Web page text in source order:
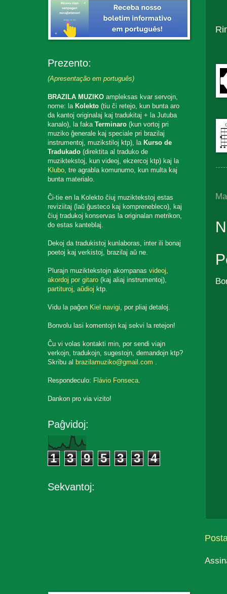
Prezento:
(Apresentação em português)
BRAZILA MUZIKO ampleksas kvar servojn,
nome: la Kolekto (tiu ĉi retejo, kun bunta aro
da kantoj originalaj kaj tradukitaj + la Jutuba
kanalo), la fakaTerminaro (kun vortoj pri
muziko ĝenerale kaj speciale pri brazilaj
instrumentoj, muzikstiloj ktp), la Kurso de
Tradukado (direktita al traduko de
muziktekstoj, kun videoj, ekzercoj ktp) kaj la
Klubo, tre agrabla komunumo, kun multa kaj
bunta materialo.
Ĉi-tie en la Kolekto ĉiuj muziktekstoj estas
reviziitaj (laŭ ĝusteco kaj komprenebleco), kaj
ĉiuj tradukoj konservas la originalan metrikon,
do estas kanteblaj.
Dekoj da tradukistoj kunlaboras, inter ili bonaj
poetoj kaj verkistoj, brazilaj aŭ ne.
Plurajn muziktekstojn akompanasvideoj,
akordoj por gitaro (kaj aliaj instrumentoj),
partituroj,aŭdioj ktp.
Vidu la paĝon Kiel navigi, por pliaj detaloj.
Bonvolu lasi komentojn kaj sekvi la retejon!
Ĉu vi volas kontakti min, por sendi viajn
verkojn, tradukojn, sugestojn, demandojn ktp?
Skribu al brazilamuziko@gmail.com .
Respondeculo: Flávio Fonseca.
Dankon pro via vizito!
Paĝvidoj:
1 3 9 5 3 3 4
Sekvantoj: